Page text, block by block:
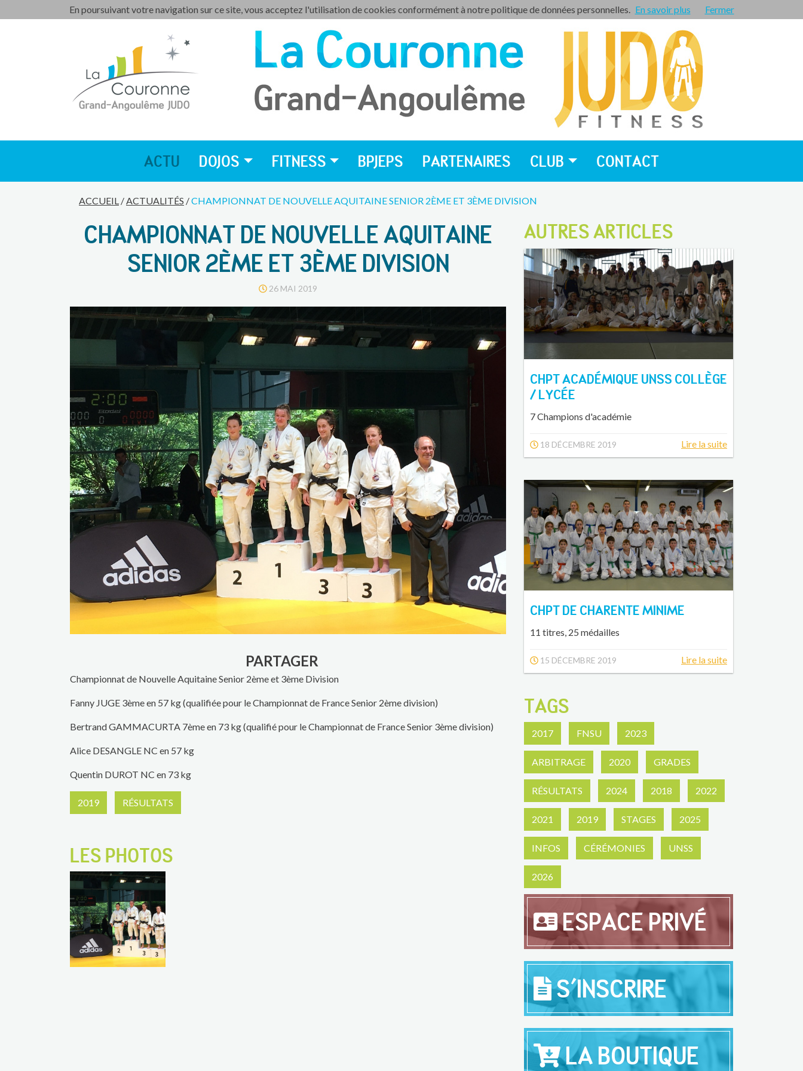
Espace privé
ACTU DOJOS FITNESS BPJEPS PARTENAIRES CLUB CONTACT
ACCUEIL /ACTUALITÉS /CHAMPIONNAT DE NOUVELLE AQUITAINE SENIOR 2ÈME ET 3ÈME DIVISION
CHAMPIONNAT DE NOUVELLE AQUITAINE
SENIOR 2ÈME ET 3ÈME DIVISION
26 MAI 2019
PARTAGER
Championnat de Nouvelle Aquitaine Senior 2ème et 3ème Division
Fanny JUGE 3ème en 57 kg (qualifiée pour le Championnat de France Senior 2ème division)
Bertrand GAMMACURTA 7ème en 73 kg (qualifié pour le Championnat de France Senior 3ème division)
Alice DESANGLE NC en 57 kg
Quentin DUROT NC en 73 kg
2019 RÉSULTATS
LES PHOTOS
AUTRES ARTICLES
CHPT ACADÉMIQUE UNSS COLLÈGE
/ LYCÉE
7 Champions d'académie
18 DÉCEMBRE 2019 Lire la suite
CHPT DE CHARENTE MINIME
11 titres, 25 médailles
15 DÉCEMBRE 2019 Lire la suite
TAGS
2017 FNSU 2023
ARBITRAGE 2020 GRADES
RÉSULTATS 2024 2018 2022
2021 2019 STAGES 2025
INFOS CÉRÉMONIES UNSS
2026
ESPACE PRIVÉ
S'INSCRIRE
LA BOUTIQUE
En poursuivant votre navigation sur ce site, vous acceptez l'utilisation de cookies conformément à notre politique de données personnelles. En savoir plus Fermer